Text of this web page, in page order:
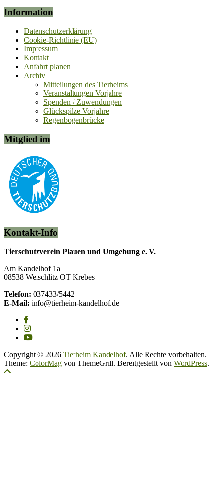
Information
Datenschutzerklärung
Cookie-Richtlinie (EU)
Impressum
Kontakt
Anfahrt planen
Archiv
Mitteilungen des Tierheims
Veranstaltungen Vorjahre
Spenden / Zuwendungen
Glückspilze Vorjahre
Regenbogenbrücke
Mitglied im
Kontakt-Info
Tierschutzverein Plauen und Umgebung e. V.
Am Kandelhof 1a
08538 Weischlitz OT Krebes
Telefon: 037433/5442
E-Mail: info@tierheim-kandelhof.de
Copyright © 2026 Tierheim Kandelhof. Alle Rechte vorbehalten.
Theme: ColorMag von ThemeGrill. Bereitgestellt von WordPress.